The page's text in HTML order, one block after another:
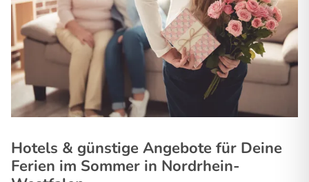
Hotels & günstige Angebote für Deine
Ferien im Sommer in Nordrhein-